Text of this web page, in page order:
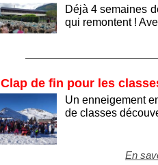
Déjà 4 semaines
qui remontent !
Clap de fin pour les
Un enneigement
de classes
En